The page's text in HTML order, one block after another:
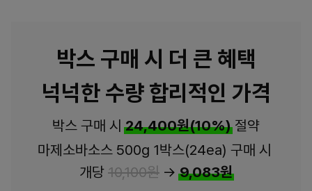
박스 구매 시 더 큰 혜택
넉넉한 수량 합리적인 가격
박스 구매 시24,400원(10%)절약
마제소바소스 500g 1박스(24ea) 구매 시
개당 10,100원 →9,083원